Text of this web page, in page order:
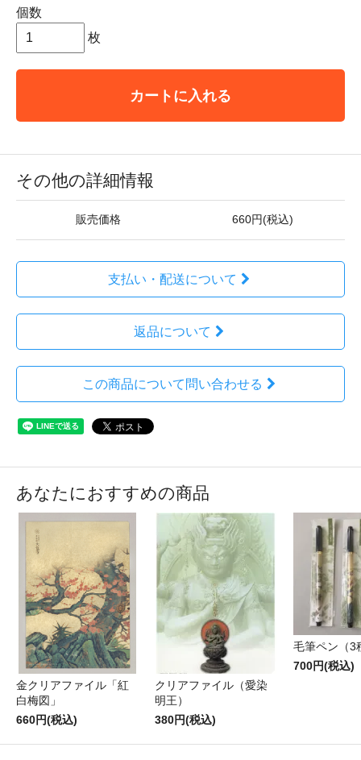
個数
枚
カートに入れる
その他の詳細情報
販売価格 660円(税込)
支払い・配送について
返品について
この商品について問い合わせる
あなたにおすすめの商品
金クリアファイル「紅
白梅図」
660円(税込)
クリアファイル（愛染
明王）
380円(税込)
毛筆ペン（3
700円(税込)